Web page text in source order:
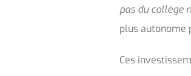
pas du collège
plus autonome
Ces